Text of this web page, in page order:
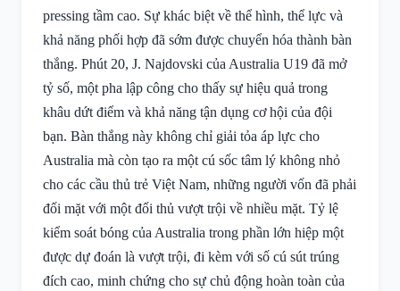
pressing tầm cao. Sự khác biệt về thể hình, thể lực và
khả năng phối hợp đã sớm được chuyển hóa thành bàn
thắng. Phút 20, J. Najdovski của Australia U19 đã mở
tỷ số, một pha lập công cho thấy sự hiệu quả trong
khâu dứt điểm và khả năng tận dụng cơ hội của đội
bạn. Bàn thắng này không chỉ giải tỏa áp lực cho
Australia mà còn tạo ra một cú sốc tâm lý không nhỏ
cho các cầu thủ trẻ Việt Nam, những người vốn đã phải
đối mặt với một đối thủ vượt trội về nhiều mặt. Tỷ lệ
kiểm soát bóng của Australia trong phần lớn hiệp một
được dự đoán là vượt trội, đi kèm với số cú sút trúng
đích cao, minh chứng cho sự chủ động hoàn toàn của